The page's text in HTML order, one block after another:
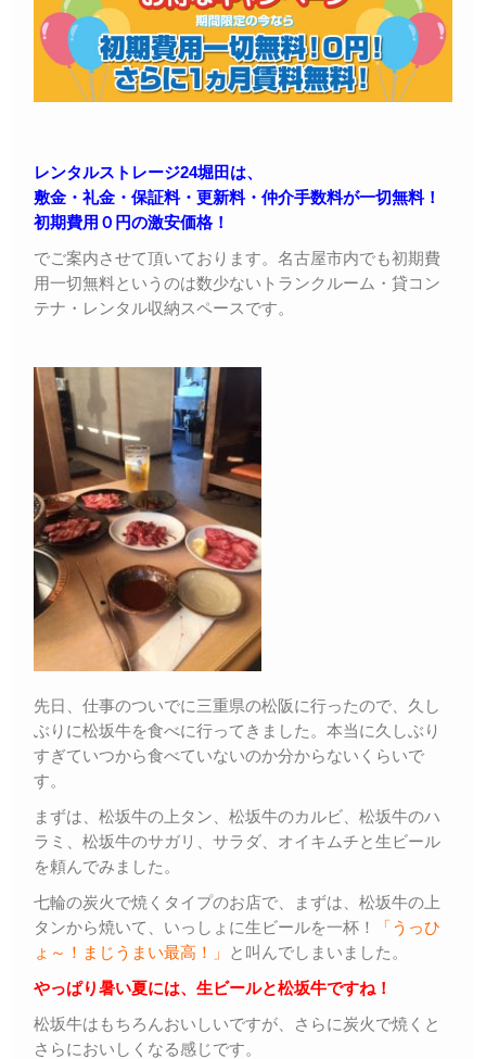
レンタルストレージ24堀田は、
敷金・礼金・保証料・更新料・仲介手数料が一切無料！
初期費用０円の激安価格！
でご案内させて頂いております。名古屋市内でも初期費
用一切無料というのは数少ないトランクルーム・貸コン
テナ・レンタル収納スペースです。
先日、仕事のついでに三重県の松阪に行ったので、久し
ぶりに松坂牛を食べに行ってきました。本当に久しぶり
すぎていつから食べていないのか分からないくらいで
す。
まずは、松坂牛の上タン、松坂牛のカルビ、松坂牛のハ
ラミ、松坂牛のサガリ、サラダ、オイキムチと生ビール
を頼んでみました。
七輪の炭火で焼くタイプのお店で、まずは、松坂牛の上
タンから焼いて、いっしょに生ビールを一杯！
「うっひ
ょ～！まじうまい最高！」
と叫んでしまいました。
やっぱり暑い夏には、生ビールと松坂牛ですね！
松坂牛はもちろんおいしいですが、さらに炭火で焼くと
さらにおいしくなる感じです。